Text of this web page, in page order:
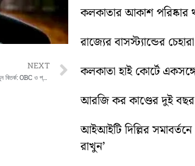
NEXT
সুপ্রিম কোর্টে সংরক্ষণ ও ভোটার তালিকা নিয়ে নতুন বিতর্ক: OBC ও প্রান্তিকদের অধিকার ঝুঁকিতে Next
কলকাতার আকাশ পরিষ্কার
রাজ্যের বাসস্ট্যান্ডের
কলকাতা হাই কোর্টে
আরজি কর কাণ্ডের দুই
আইআইটি দিল্লির
রাখুন’